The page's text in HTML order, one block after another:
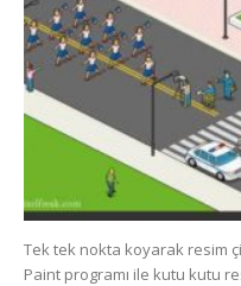
Tek tek nokta koyarak resim
Paint programı ile kutu kutu